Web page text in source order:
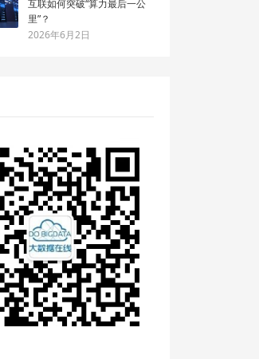
互联如何突破“算力最后一公
里”？
2026年6月2日